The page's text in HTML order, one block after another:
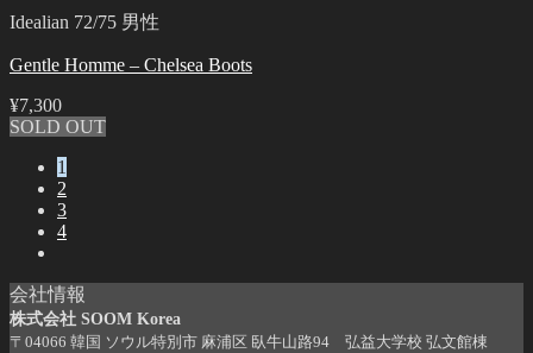
Idealian 72/75 男性
Gentle Homme – Chelsea Boots
¥7,300
SOLD OUT
1
2
3
4
会社情報
株式会社 SOOM Korea
〒04066 韓国 ソウル特別市 麻浦区 臥牛山路94 弘益大学校 弘文館棟